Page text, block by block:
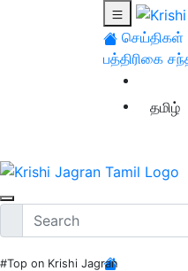
செய்திகள்
பத்திரிகை
தமிழ்
#Top on Krishi Jagran